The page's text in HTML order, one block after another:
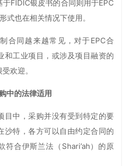
FIDIC银皮书的合同则用于EPC
式也在相关情况下使用。
合同越来越常见，对于EPC合
和工业项目，或涉及项目融资的
欢迎。
中的法律适用
目中，采购并没有受到特定的要
沙特，各方可以自由约定合同的
符合伊斯兰法（Shari’ah）的原